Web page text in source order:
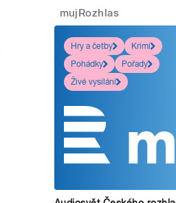
mujRozhlas
Hry a četby
Krimi
Pohádky
Pořady
Živé vysílání